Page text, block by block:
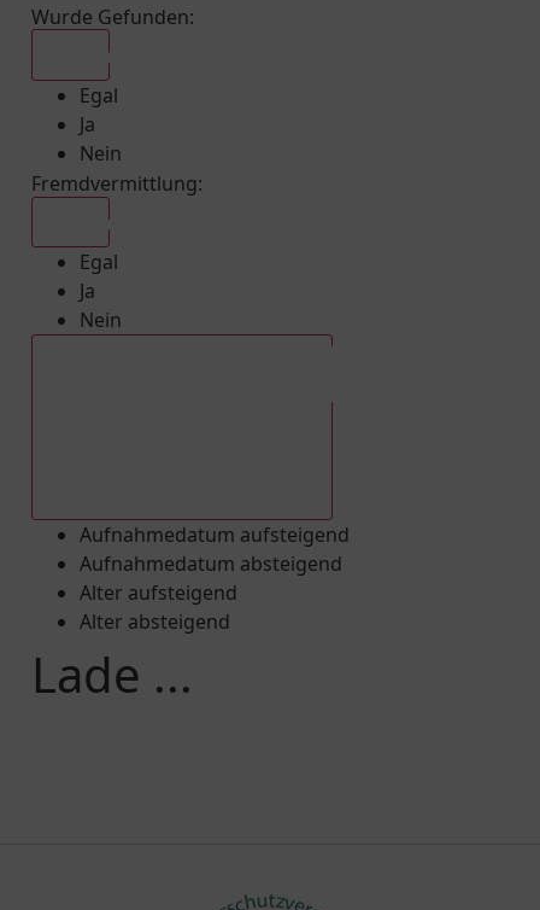
Wurde Gefunden:
Egal
Ja
Nein
Fremdvermittlung:
Egal
Ja
Nein
Aufnahmedatum aufsteigend
Aufnahmedatum absteigend
Alter aufsteigend
Alter absteigend
Lade ...